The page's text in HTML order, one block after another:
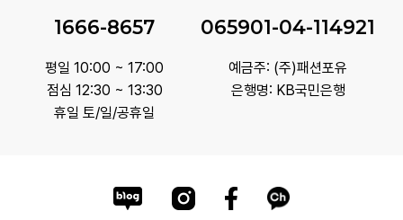
1666-8657
평일 10:00 ~ 17:00
점심 12:30 ~ 13:30
휴일 토/일/공휴일
065901-04-114921
예금주: (주)패션포유
은행명: KB국민은행